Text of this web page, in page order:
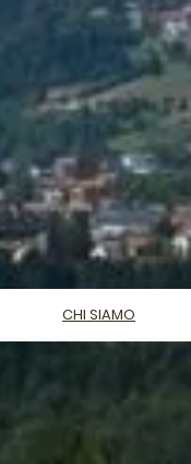
CHI SIAMO